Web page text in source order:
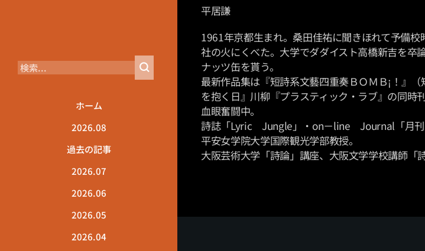
ホーム
2026.08
過去の記事
2026.07
2026.06
2026.05
2026.04
平居謙
1961年京都生まれ。桑田佳祐に聞きほれて予備
社の火にくべた。大学でダダイスト高橋新吉を卒
ナッツ缶を貰う。
最新作品集は『短詩系文藝四重奏ＢＯＭＢ¡！』
を抱く日』川柳『プラスティック・ラブ』の同
血眼奮闘中。
詩誌「Lyric Jungle」・on－line Journal「月刊
平安女学院大学国際観光学部教授。
大阪芸術大学「詩論」講座、大阪文学学校講師「